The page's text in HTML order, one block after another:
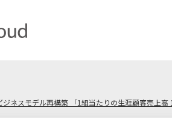
ジネスモデル再構築 「1組当たりの生涯顧客売上高